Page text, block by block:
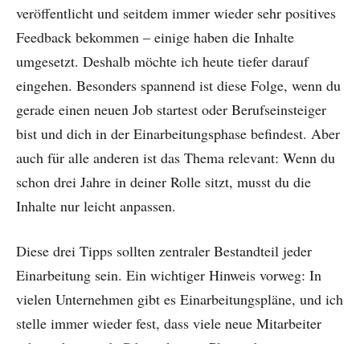
veröffentlicht und seitdem immer wieder sehr positives
Feedback bekommen – einige haben die Inhalte
umgesetzt. Deshalb möchte ich heute tiefer darauf
eingehen. Besonders spannend ist diese Folge, wenn du
gerade einen neuen Job startest oder Berufseinsteiger
bist und dich in der Einarbeitungsphase befindest. Aber
auch für alle anderen ist das Thema relevant: Wenn du
schon drei Jahre in deiner Rolle sitzt, musst du die
Inhalte nur leicht anpassen.
Diese drei Tipps sollten zentraler Bestandteil jeder
Einarbeitung sein. Ein wichtiger Hinweis vorweg: In
vielen Unternehmen gibt es Einarbeitungspläne, und ich
stelle immer wieder fest, dass viele neue Mitarbeiter